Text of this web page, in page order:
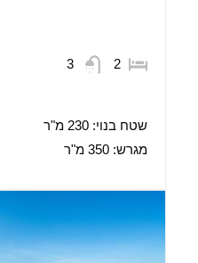
2
3
שטח בנוי:230 מ"ר
מגרש:350 מ"ר